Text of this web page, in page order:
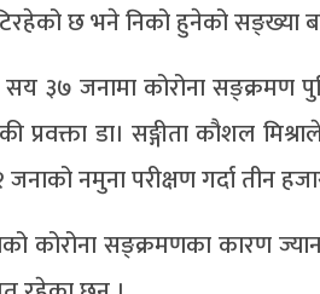
छ भने निको हुनेको सङ्ख्या
सय ३७ जनामा कोरोना सङ्क्रमण
प्रवक्ता डा। सङ्गीता कौशल
नमुना परीक्षण गर्दा तीन
कोरोना सङ्क्रमणका कारण